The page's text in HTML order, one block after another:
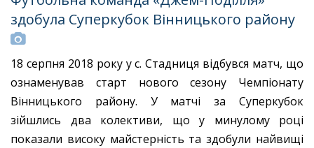
здобула Суперкубок Вінницького району
18 серпня 2018 року у с. Стадниця відбувся матч, що
ознаменував старт нового сезону Чемпіонату
Вінницького району. У матчі за Суперкубок
зійшлись два колективи, що у минулому році
показали високу майстерність та здобули найвищі